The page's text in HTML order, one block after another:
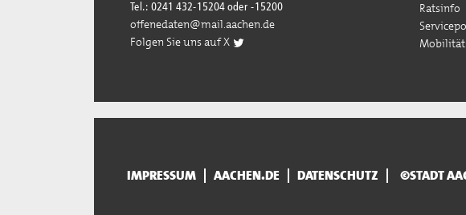
Tel.: 0241 432-15204 oder -15200
offenedaten@mail.aachen.de
Folgen Sie uns auf X
Ratsinfo
IMPRESSUM AACHEN.DE DATENSCHUTZ ©STADT